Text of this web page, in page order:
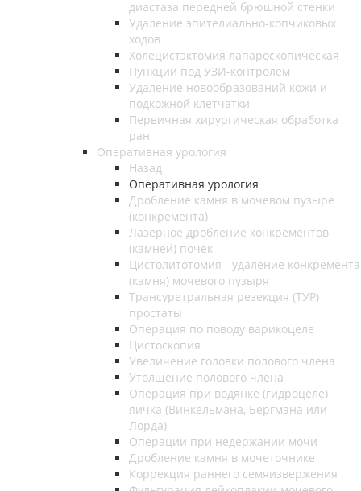
диастаза передней брюшной стенки
Удаление эпителиально-копчиковых
ходов
Холецистэктомия лапароскопическая
Пункции под УЗИ-контролем
Удаление новообразований кожи и
подкожной клетчатки
Первичная хирургическая обработка
ран
Оперативная урология
Назад
Оперативная урология
Дробление камня в мочевом пузыре
(конкремента)
Лазерное дробление конкрементов
(камней) почек
Цистолитотомия - удаление конкремента
(камня) мочевого пузыря
Трансуретральная резекция (ТУР)
простаты
Операция по поводу варикоцеле
Цистоскопия
Увеличение головки полового члена
Утолщение полового члена
Операция при водянке (гидроцеле)
яичка (Винкельмана, Бергмана или
Лорда)
Операции при недержании мочи
Дробление камня в мочеточнике
Коррекция раннего семяизвержения